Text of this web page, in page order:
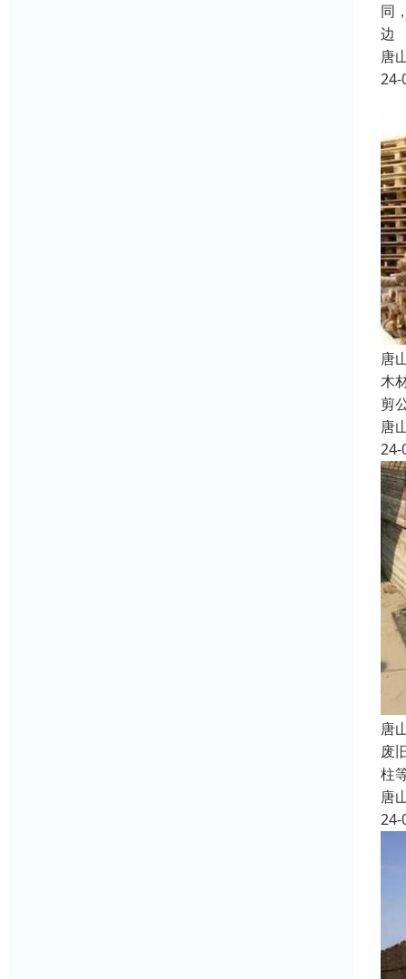
同
边
唐
24-
唐
木
剪
唐
24-
唐
废
柱
唐
24-